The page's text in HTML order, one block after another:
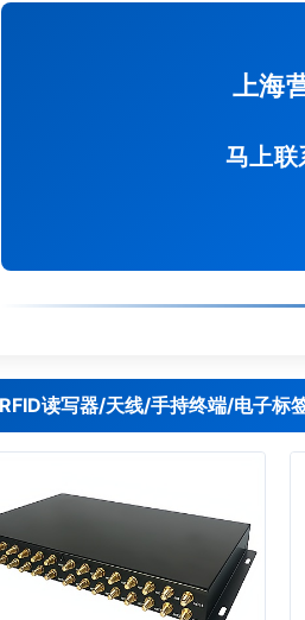
上海
马上联
读写器/天线/手持终端/电子标